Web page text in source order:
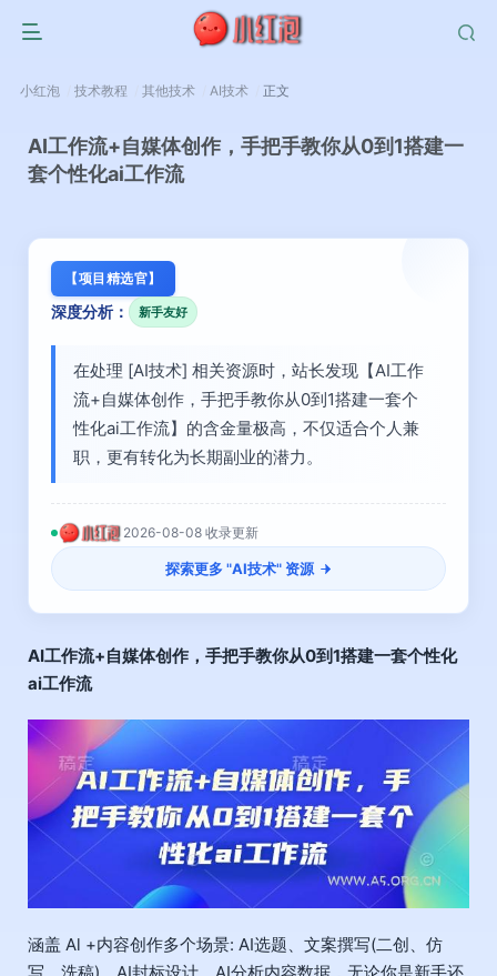
小红泡 技术教程 其他技术 AI技术 正文
AI工作流+自媒体创作，手把手教你从0到1搭建一
套个性化ai工作流
【项目精选官】
深度分析： 新手友好
在处理 [AI技术] 相关资源时，站长发现【AI工作
流+自媒体创作，手把手教你从0到1搭建一套个
性化ai工作流】的含金量极高，不仅适合个人兼
职，更有转化为长期副业的潜力。
2026-08-08 收录更新
探索更多 "AI技术" 资源
AI工作流+自媒体创作 ，手把手教你从0到1搭建一套个性化
ai工作流
涵盖 Al +内容创作多个场景: AI选题、文案撰写(二创、仿